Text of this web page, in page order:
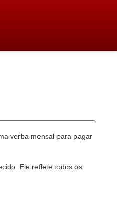
verba mensal para pagar
Ele reflete todos os